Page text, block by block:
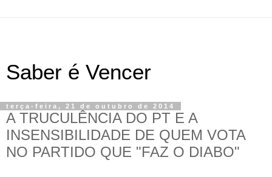
Saber é Vencer
terça-feira, 21 de outubro de 2014
A TRUCULÊNCIA DO PT E A
INSENSIBILIDADE DE QUEM VOTA
NO PARTIDO QUE "FAZ O DIABO"